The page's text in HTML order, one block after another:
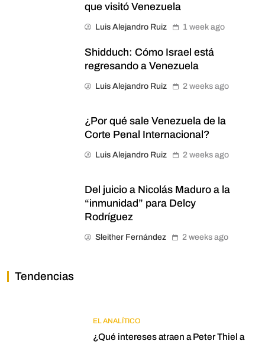
que visitó Venezuela
Luis Alejandro Ruiz 1 week ago
Shidduch: Cómo Israel está
regresando a Venezuela
Luis Alejandro Ruiz 2 weeks ago
¿Por qué sale Venezuela de la
Corte Penal Internacional?
Luis Alejandro Ruiz 2 weeks ago
Del juicio a Nicolás Maduro a la
“inmunidad” para Delcy
Rodríguez
Sleither Fernández 2 weeks ago
Tendencias
EL ANALÍTICO
¿Qué intereses atraen a Peter Thiel a